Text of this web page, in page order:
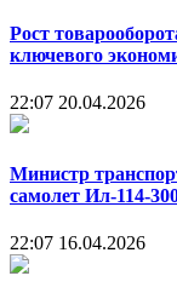
Рост
ключевого
22:07 20.04.2026
Министр
самолет Ил-114-
22:07 16.04.2026